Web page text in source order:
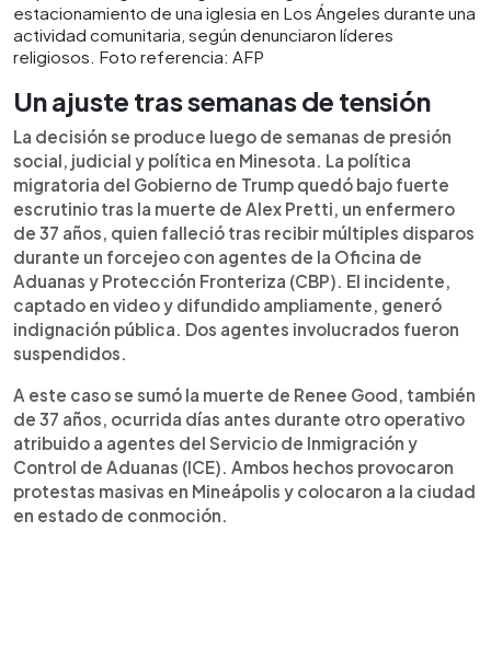
estacionamiento de una iglesia en Los Ángeles durante una
actividad comunitaria, según denunciaron líderes
religiosos. Foto referencia: AFP
Un ajuste tras semanas de tensión
La decisión se produce luego de semanas de presión
social, judicial y política en Minesota. La política
migratoria del Gobierno de Trump quedó bajo fuerte
escrutinio tras la muerte de Alex Pretti, un enfermero
de 37 años, quien falleció tras recibir múltiples disparos
durante un forcejeo con agentes de la Oficina de
Aduanas y Protección Fronteriza (CBP). El incidente,
captado en video y difundido ampliamente, generó
indignación pública. Dos agentes involucrados fueron
suspendidos.
A este caso se sumó la muerte de Renee Good, también
de 37 años, ocurrida días antes durante otro operativo
atribuido a agentes del Servicio de Inmigración y
Control de Aduanas (ICE). Ambos hechos provocaron
protestas masivas en Mineápolis y colocaron a la ciudad
en estado de conmoción.